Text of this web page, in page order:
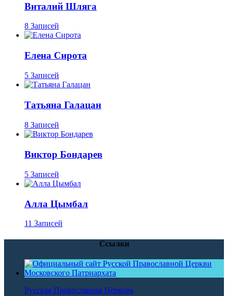
Виталий Шляга
8 Записей
Елена Сирота
5 Записей
Татьяна Галацан
8 Записей
Виктор Бондарев
5 Записей
Алла Цымбал
11 Записей
Ссылки
Русская Православная Церковь